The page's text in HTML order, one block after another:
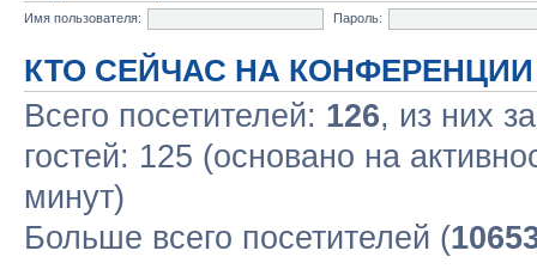
Имя пользователя:
Пароль:
КТО СЕЙЧАС НА КОНФЕРЕНЦИИ
Всего посетителей: 126, из них
гостей: 125 (основано на
минут)
Больше всего посетителей (